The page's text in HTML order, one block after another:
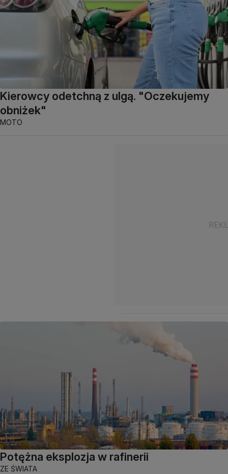
Kierowcy odetchną z ulgą. "Oczekujemy
obniżek"
MOTO
Potężna eksplozja w rafinerii
ZE ŚWIATA